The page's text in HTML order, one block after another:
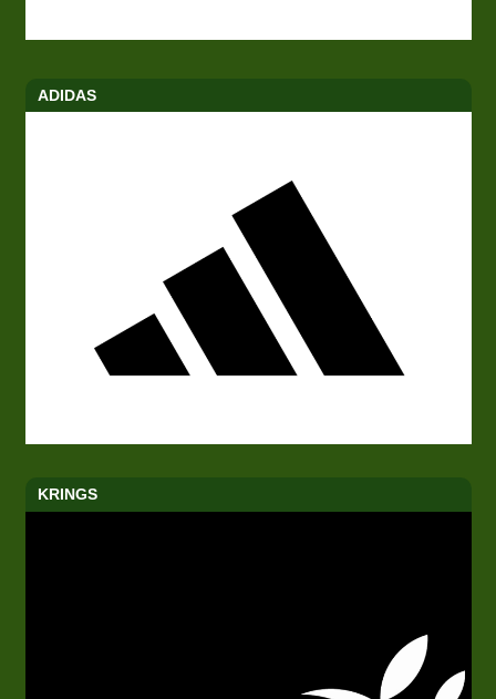
ADIDAS
KRINGS